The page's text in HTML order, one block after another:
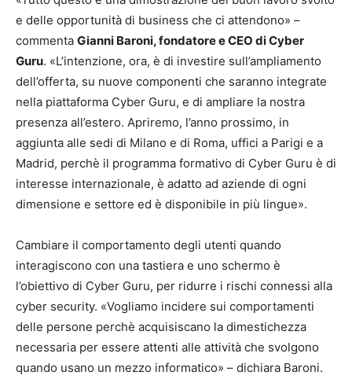
e delle opportunità di business che ci attendono» –
commenta Gianni Baroni, fondatore e CEO di Cyber
Guru. «L’intenzione, ora, è di investire sull’ampliamento
dell’offerta, su nuove componenti che saranno integrate
nella piattaforma Cyber Guru, e di ampliare la nostra
presenza all’estero. Apriremo, l’anno prossimo, in
aggiunta alle sedi di Milano e di Roma, uffici a Parigi e a
Madrid, perchè il programma formativo di Cyber Guru è di
interesse internazionale, è adatto ad aziende di ogni
dimensione e settore ed è disponibile in più lingue».
Cambiare il comportamento degli utenti quando
interagiscono con una tastiera e uno schermo è
l’obiettivo di Cyber Guru, per ridurre i rischi connessi alla
cyber security. «Vogliamo incidere sui comportamenti
delle persone perchè acquisiscano la dimestichezza
necessaria per essere attenti alle attività che svolgono
quando usano un mezzo informatico» – dichiara Baroni.